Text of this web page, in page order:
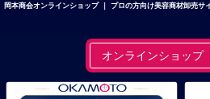
岡本商会オンラインショップ ｜ プロの方向け美容商材卸売サ
オンラインショッ